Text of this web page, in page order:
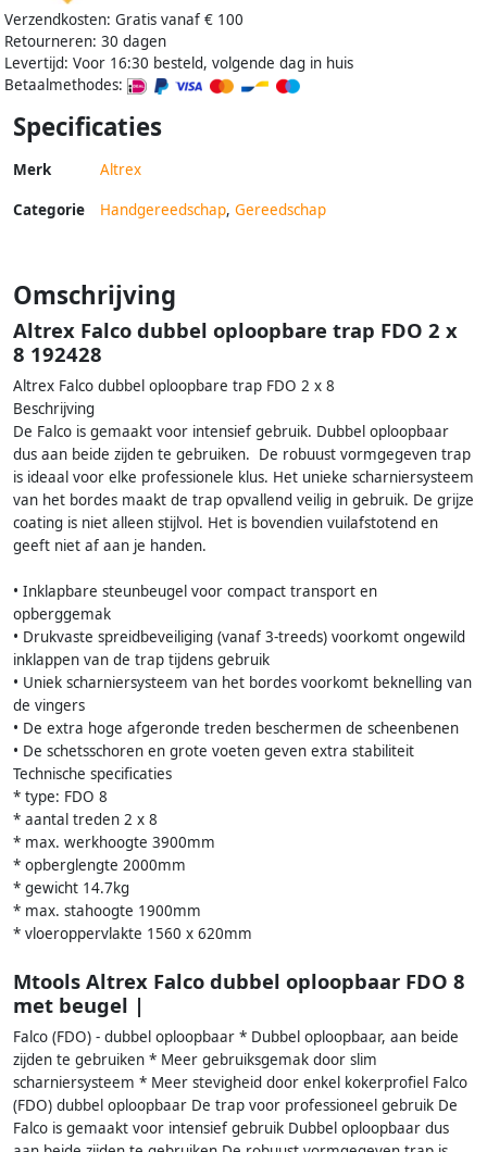
Verzendkosten: Gratis vanaf € 100
Retourneren: 30 dagen
Levertijd: Voor 16:30 besteld, volgende dag in huis
Betaalmethodes:
Specificaties
Merk Altrex
Categorie Handgereedschap, Gereedschap
Omschrijving
Altrex Falco dubbel oploopbare trap FDO 2 x
8 192428
Altrex Falco dubbel oploopbare trap FDO 2 x 8
Beschrijving
De Falco is gemaakt voor intensief gebruik. Dubbel oploopbaar
dus aan beide zijden te gebruiken. De robuust vormgegeven trap
is ideaal voor elke professionele klus. Het unieke scharniersysteem
van het bordes maakt de trap opvallend veilig in gebruik. De grijze
coating is niet alleen stijlvol. Het is bovendien vuilafstotend en
geeft niet af aan je handen.
• Inklapbare steunbeugel voor compact transport en
opberggemak
• Drukvaste spreidbeveiliging (vanaf 3-treeds) voorkomt ongewild
inklappen van de trap tijdens gebruik
• Uniek scharniersysteem van het bordes voorkomt beknelling van
de vingers
• De extra hoge afgeronde treden beschermen de scheenbenen
• De schetsschoren en grote voeten geven extra stabiliteit
Technische specificaties
* type: FDO 8
* aantal treden 2 x 8
* max. werkhoogte 3900mm
* opberglengte 2000mm
* gewicht 14.7kg
* max. stahoogte 1900mm
* vloeroppervlakte 1560 x 620mm
Mtools Altrex Falco dubbel oploopbaar FDO 8
met beugel |
Falco (FDO) - dubbel oploopbaar * Dubbel oploopbaar, aan beide
zijden te gebruiken * Meer gebruiksgemak door slim
scharniersysteem * Meer stevigheid door enkel kokerprofiel Falco
(FDO) dubbel oploopbaar De trap voor professioneel gebruik De
Falco is gemaakt voor intensief gebruik Dubbel oploopbaar dus